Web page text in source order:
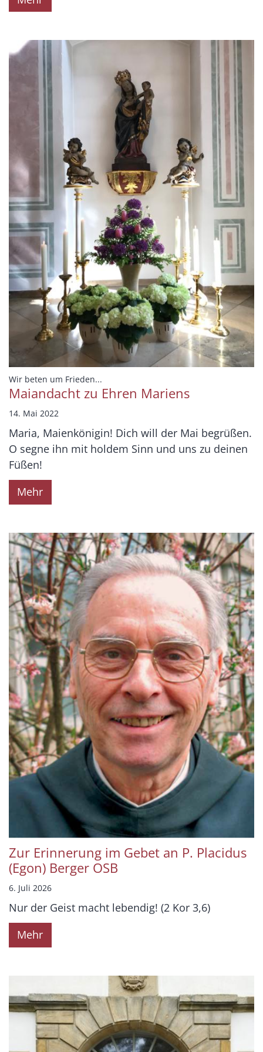
Wir beten um Frieden...
Maiandacht zu Ehren Mariens
14. Mai 2022
Maria, Maienkönigin! Dich will der Mai begrüßen.
O segne ihn mit holdem Sinn und uns zu deinen
Füßen!
Mehr
Zur Erinnerung im Gebet an P. Placidus
(Egon) Berger OSB
6. Juli 2026
Nur der Geist macht lebendig! (2 Kor 3,6)
Mehr